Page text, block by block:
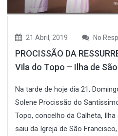
21 Abril, 2019 No
PROCISSÃO DA
Vila do Topo – Ilha de
Na tarde de hoje dia 21,
Solene Procissão do
Topo, concelho da Calheta,
saiu da Igreja de São